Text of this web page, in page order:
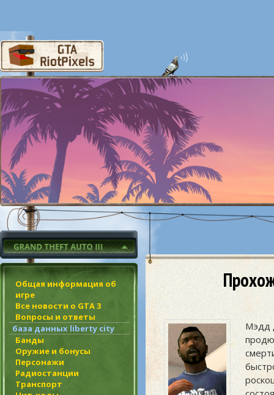
Общая информация об
игре
Все новости о GTA 3
Вопросы и ответы
база данных liberty city
Банды
Оружие и бонусы
Персонажи
Радиостанции
Транспорт
Мэдд